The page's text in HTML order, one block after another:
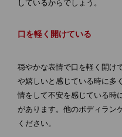
しているからでしょう。
口を軽く開けている
穏やかな表情で口を軽く開け
や嬉しいと感じている時に多
情をして不安を感じている時
があります。他のボディラン
ください。